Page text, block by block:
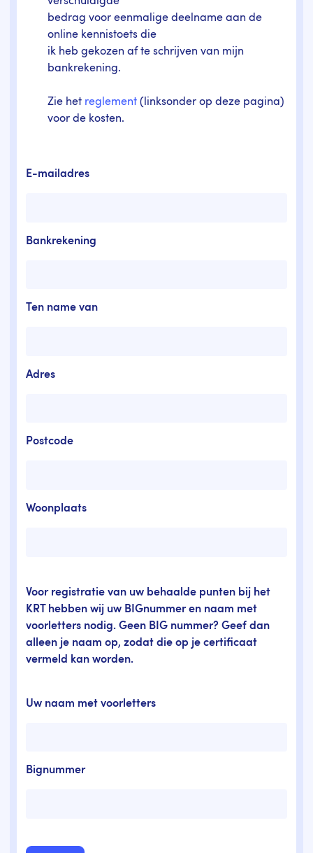
bedrag voor eenmalige deelname aan de
online kennistoets die
ik heb gekozen af te schrijven van mijn
bankrekening.
Zie het reglement (linksonder op deze pagina)
voor de kosten.
E-mailadres
Bankrekening
Ten name van
Adres
Postcode
Woonplaats
Voor registratie van uw behaalde punten bij het
KRT hebben wij uw BIGnummer en naam met
voorletters nodig. Geen BIG nummer? Geef dan
alleen je naam op, zodat die op je certificaat
vermeld kan worden.
Uw naam met voorletters
Bignummer